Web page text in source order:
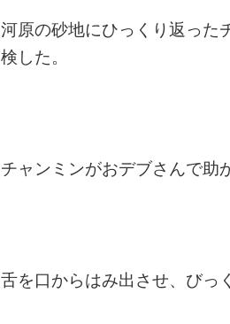
河原の砂地にひっくり返った
検した。
チャンミンがおデブさんで助
舌を口からはみ出させ、びっ